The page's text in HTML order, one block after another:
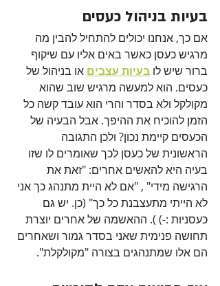
בעיות בניהול כעסים
אם כך, אנחנו יכולים להתחיל להבין מה
מרגיש כעסן כאשר באים אליו עם שיקוף
ברור שיש לו בעיות עצבים או בניהול של
כעסים. הוא למעשה מרגיש שוב שהוא
מקולקל ולא בסדר והרי הוא עובד קשה כל
הזמן להוכיח את ההיפך. אבל הבעיה של
הכעסים קיימת נכון? ולכן התגובה
הראשונית של כעסן לכך שאומרים לו שזו
בעיה היא להאשים אחרים: "זאת את
הרגישה מידי" , "אם לא היית מתנהג כך אני
לא הייתי מתעצבנת כל כך" (כן. יש גם
כעסניות :-) ). ההאשמה של אחרים יוצרת
תחושה פנימית שאני בסדר גמור ושאחרים
הם אלו שמתנהגים בצורה "מקולקלת".